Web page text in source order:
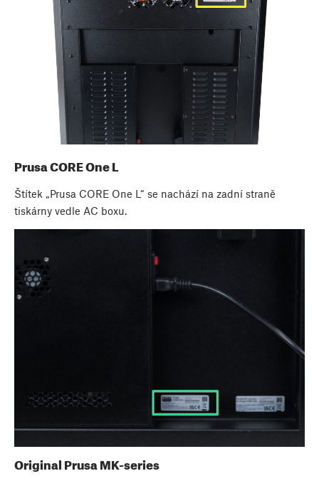
Prusa CORE One L
Štítek „Prusa CORE One L“ se nachází na zadní straně
tiskárny vedle AC boxu.
Original Prusa MK-series